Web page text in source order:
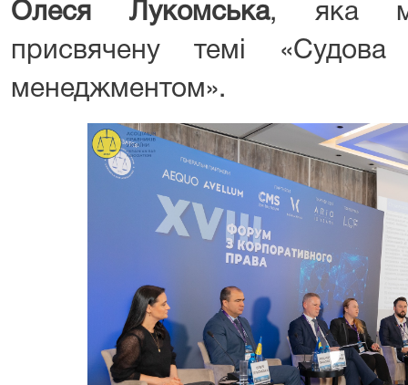
Олеся Лукомська, яка
присвячену темі
менеджментом».